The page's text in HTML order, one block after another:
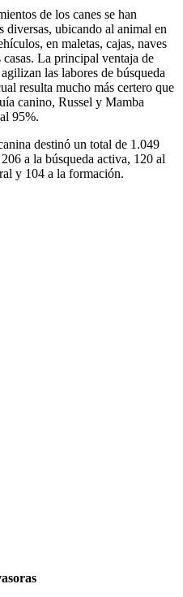
de los canes se han
diversas, ubicando al animal en
en maletas, cajas, naves
La principal ventaja de
las labores de búsqueda
resulta mucho más certero que
canino, Russel y Mamba
95%.
destinó un total de 1.049
a la búsqueda activa, 120 al
y 104 a la formación.